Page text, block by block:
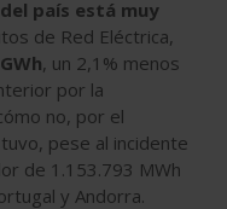
país está muy
de Red Eléctrica,
, un 2,1% menos
por la
no, por el
pese al incidente
de 1.153.793 MWh
y Andorra.